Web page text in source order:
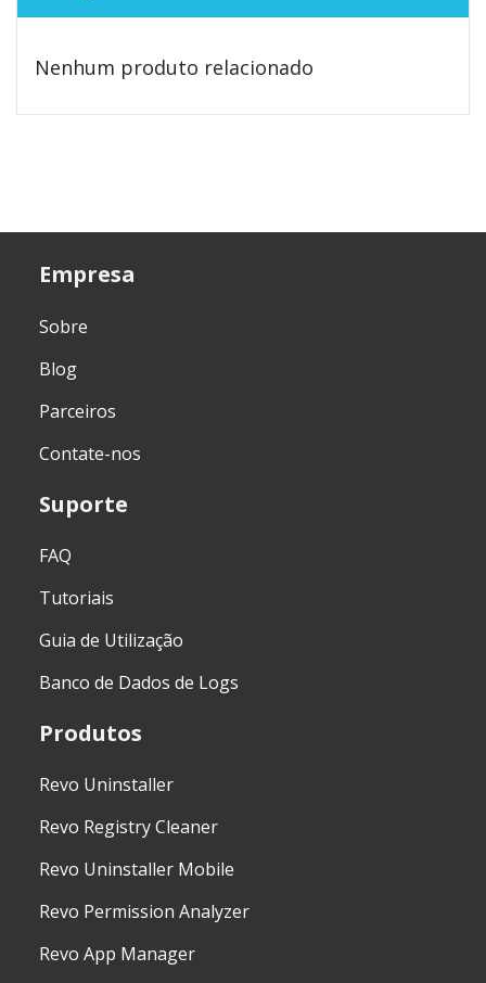
Nenhum produto relacionado
Empresa
Sobre
Blog
Parceiros
Contate-nos
Suporte
FAQ
Tutoriais
Guia de Utilização
Banco de Dados de Logs
Produtos
Revo Uninstaller
Revo Registry Cleaner
Revo Uninstaller Mobile
Revo Permission Analyzer
Revo App Manager